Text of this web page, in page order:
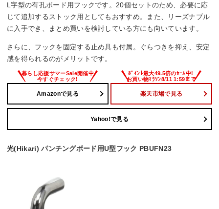
L字型の有孔ボード用フックです。20個セットのため、必要に応
じて追加するストック用としてもおすすめ。また、リーズナブル
に入手でき、まとめ買いを検討している方にも向いています。
さらに、フックを固定する止め具も付属。ぐらつきを抑え、安定
感を得られるのがメリットです。
Amazonで見る 楽天市場で見る
Yahoo!で見る
光(Hikari) パンチングボード用U型フック PBUFN23